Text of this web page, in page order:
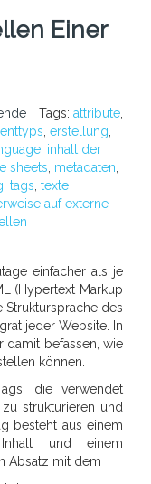
Einer
Tags: attribute
erstellung
inhalt der
sheets metadaten
tags texte
auf externe
einfacher als je
(Hypertext Markup
Struktursprache des
jeder Website. In
damit befassen, wie
können.
die verwendet
strukturieren und
besteht aus einem
und einem
Absatz mit dem